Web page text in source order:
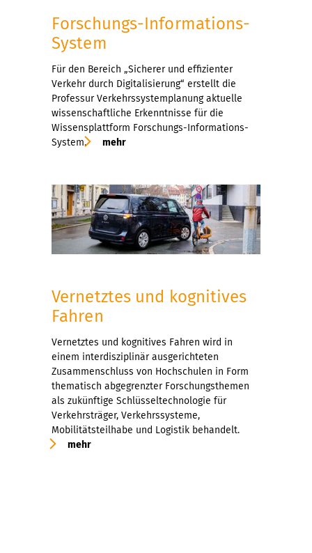
Forschungs-Informations-
System
Für den Bereich „Sicherer und effizienter
Verkehr durch Digitalisierung“ erstellt die
Professur Verkehrssystemplanung aktuelle
wissenschaftliche Erkenntnisse für die
Wissensplattform Forschungs-Informations-
System.
mehr
Vernetztes und kognitives
Fahren
Vernetztes und kognitives Fahren wird in
einem interdisziplinär ausgerichteten
Zusammenschluss von Hochschulen in Form
thematisch abgegrenzter Forschungsthemen
als zukünftige Schlüsseltechnologie für
Verkehrsträger, Verkehrssysteme,
Mobilitätsteilhabe und Logistik behandelt.
mehr